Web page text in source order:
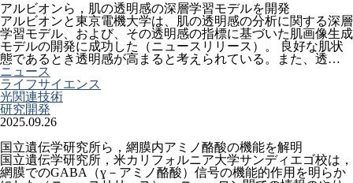
アルビオンら，肌の透明感の深層学習モデルを開発
アルビオンと東京電機大学は、肌の透明感の分析に関する深層
学習モデル、および、その透明感の指標に基づいた肌画像生成
モデルの開発に成功した（ニュースリリース）。 良好な肌状
態であるとき透明感が高まると考えられている。また、透…
ニュース
ライフサイエンス
光関連技術
研究開発
2025.09.26
国立遺伝学研究所ら，網膜内アミノ酪酸の機能を解明
国立遺伝学研究所，米カリフォルニア大学サンディエゴ校は，
網膜でのGABA（ɣ－アミノ酪酸）信号の機能的作用を明らか